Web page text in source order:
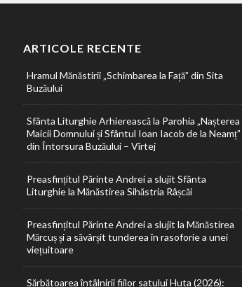
ARTICOLE RECENTE
Hramul Mănăstirii „Schimbarea la Față” din Sita
Buzăului
Sfânta Liturghie Arhierească la Parohia „Nașterea
Maicii Domnului și Sfântul Ioan Iacob de la Neamț”
din Întorsura Buzăului – Vîrtej
Preasfințitul Părinte Andrei a slujit Sfânta
Liturghie la Mănăstirea Sihăstria Râșcăi
Preasfințitul Părinte Andrei a slujit la Mănăstirea
Mărcuș și a săvârșit tunderea în rasoforie a unei
viețuitoare
Sărbătoarea întâlnirii fiilor satului Huta (2026):